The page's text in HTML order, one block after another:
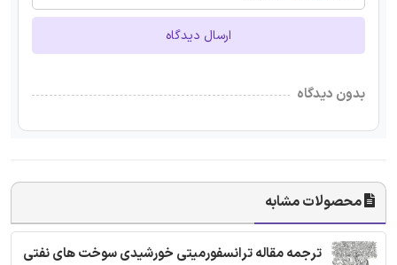
ارسال دیدگاه
بدون دیدگاه
محصولات مشابه
ترجمه مقاله ترانسفورمیتی خورشیدی سوخت های نفتی